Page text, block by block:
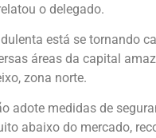
o delegado.
está se tornando
áreas da capital
zona norte.
adote medidas de
abaixo do mercado,